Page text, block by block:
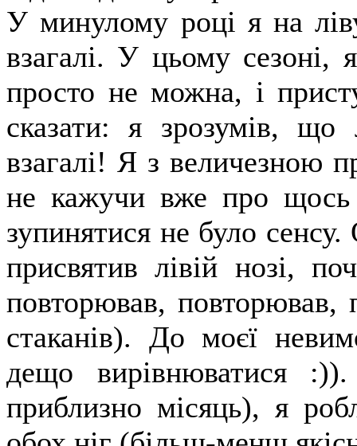
У минулому році я на
взагалі. У цьому сезоні,
просто не можна, і
сказати: я зрозумів,
взагалі! Я з величезною
не кажучи вже про
зупинятися не було
присвятив лівій нозі,
повторював, повторював,
стаканів). До моєї
дещо вирівнюватися
приблизно місяць), я